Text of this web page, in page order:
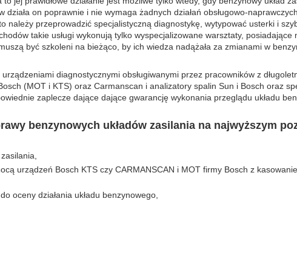
on poprawnie i nie wymaga żadnych działań obsługowo-
należy przeprowadzić specjalistyczną diagnostykę, wytypować usterki i
takie usługi wykonują tylko wyspecjalizowane warsztaty, posiadające
być szkoleni na bieżąco, by ich wiedza nadążała za zmianami w
diagnostycznymi obsługiwanymi przez pracowników z
(MOT i KTS) oraz Carmanscan i analizatory spalin Sun i Bosch oraz
zaplecze dające dające gwarancję wykonania przeglądu układu
benzynowych układów zasilania na najwyższym
urządzeń Bosch KTS czy CARMANSCAN i MOT firmy Bosch z
oceny działania układu benzynowego,